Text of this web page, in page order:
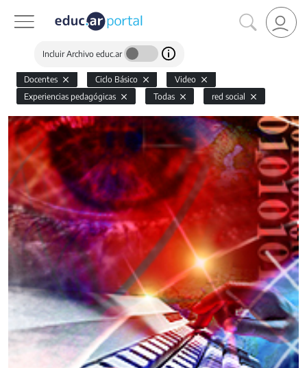
Incluir Archivo educ.ar
Docentes Ciclo Básico
Video
Experiencias pedagógicas
Todas red social